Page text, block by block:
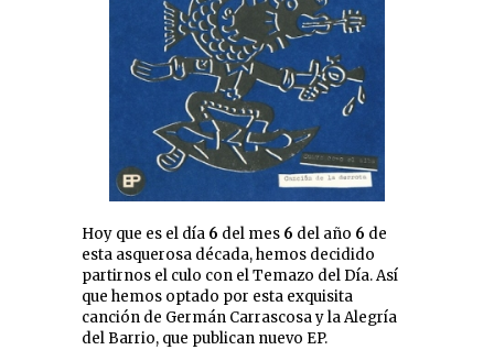
Hoy que es el día 6 del mes 6 del año 6 de
esta asquerosa década, hemos decidido
partirnos el culo con el Temazo del Día. Así
que hemos optado por esta exquisita
canción de Germán Carrascosa y la Alegría
del Barrio, que publican nuevo EP.